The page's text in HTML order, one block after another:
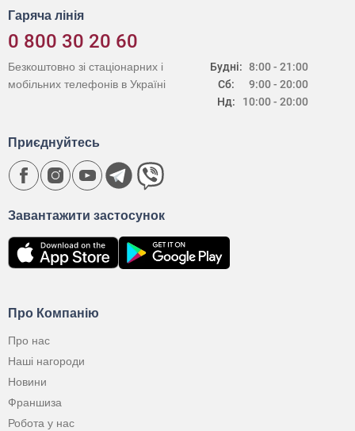
Гаряча лінія
0 800 30 20 60
Будні:
Сб:
Нд:
8:00 - 21:00
9:00 - 20:00
10:00 - 20:00
Безкоштовно зі стаціонарних і
мобільних телефонів в Україні
Про Компанію
Про нас
Наші нагороди
Новини
Франшиза
Робота у нас
Завантажити застосунок
Приєднуйтесь